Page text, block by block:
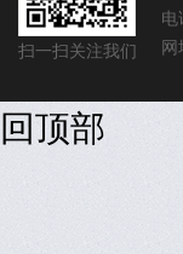
扫一扫关注我们
网
回顶部